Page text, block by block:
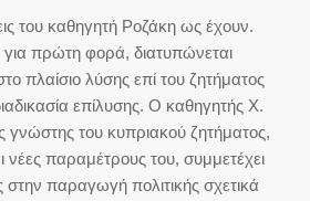
του καθηγητή Ροζάκη ως έχουν.
πρώτη φορά, διατυπώνεται
πλαίσιο λύσης επί του ζητήματος
επίλυσης. Ο καθηγητής Χ.
γνώστης του κυπριακού ζητήματος,
νέες παραμέτρους του, συμμετέχει
στην παραγωγή πολιτικής σχετικά